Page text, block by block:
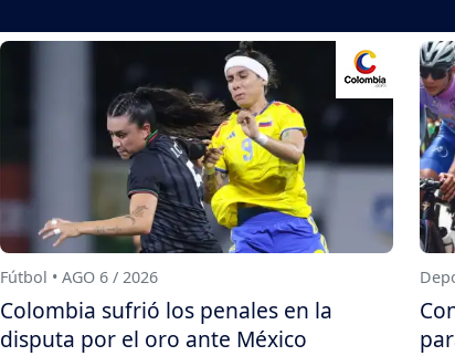
Fútbol • AGO 6 / 2026
Colombia sufrió los penales en la
disputa por el oro ante México